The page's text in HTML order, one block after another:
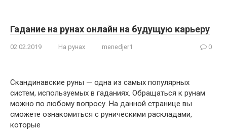
Гадание на рунах онлайн на будущую карьеру
02.02.2019 На рунах menedjer1 0
Скандинавские руны — одна из самых популярных
систем, используемых в гаданиях. Обращаться к рунам
можно по любому вопросу. На данной странице вы
сможете ознакомиться с руническими раскладами,
которые